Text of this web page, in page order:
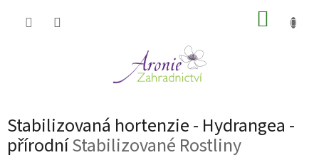
Stabilizovaná hortenzie - Hydrangea -
přírodníStabilizované Rostliny